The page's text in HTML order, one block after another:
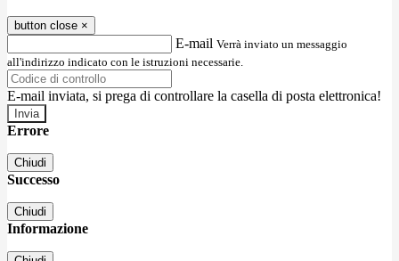
button close ×
E-mail Verrà inviato un messaggio
all'indirizzo indicato con le istruzioni necessarie.
E-mail inviata, si prega di controllare la casella di posta elettronica!
Errore
Chiudi
Successo
Chiudi
Informazione